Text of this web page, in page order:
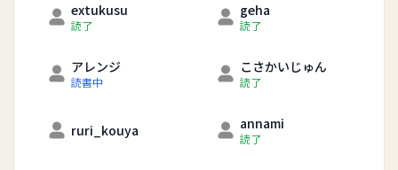
extukusu
読了
geha
読了
アレンジ
読書中
こさかいじゅん
読了
ruri_kouya annami
読了